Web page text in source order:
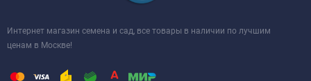
Интернет магазин семена и сад, все товары в наличии по лучшим
ценам в Москве!